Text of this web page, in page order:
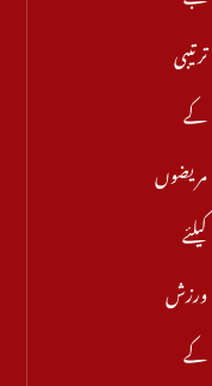
ترتیبی
کے
مریضوں
کیلئے
ورزش
کے